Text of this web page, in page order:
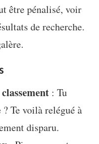
être pénalisé, voir
de recherche.
: Tu
Te voilà relégué à
disparu.